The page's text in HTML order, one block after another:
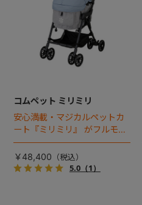
コムペット ミリミリ
安心満載・マジカルペットカ
ート『ミリミリ』 がフルモデ
ルチェンジ。 新機能「マジカ
ルフォールディング」搭載
￥48,400
5.0（1）